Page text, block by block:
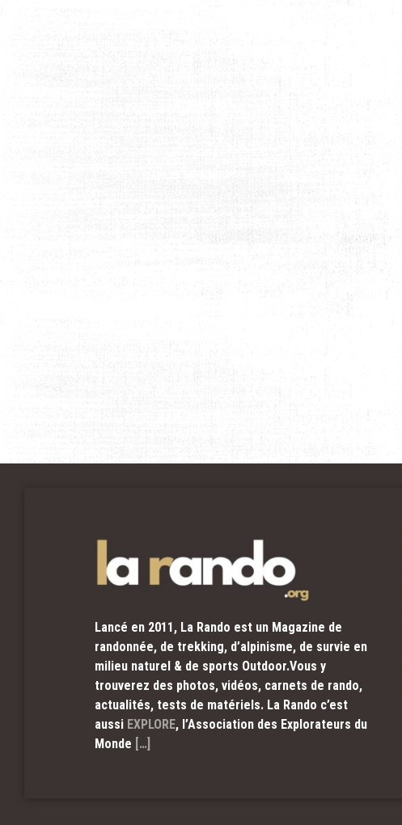
Lancé en 2011, La Rando est un Magazine de
randonnée, de trekking, d’alpinisme, de survie en
milieu naturel & de sports Outdoor.Vous y
trouverez des photos, vidéos, carnets de rando,
actualités, tests de matériels. La Rando c’est
aussi EXPLORE, l’Association des Explorateurs du
Monde […]